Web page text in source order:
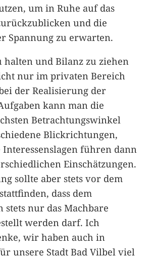
um in Ruhe auf das
und die
Spannung zu erwarten.
halten und Bilanz zu ziehen
nur im privaten Bereich
der Realisierung der
kann man die
Betrachtungswinkel
Blickrichtungen,
führen dann
Einschätzungen.
sollte aber stets vor dem
dass dem
stets nur das Machbare
werden darf. Ich
wir haben auch in
unsere Stadt Bad Vilbel viel